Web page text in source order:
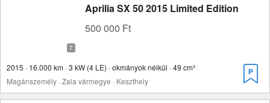
Aprilia SX 50 2015 Limited Edition
500 000 Ft
2015 · 16.000 km · 3 kW (4 LE) · okmányok nélkül · 49 cm³
Magánszemély · Zala vármegye · Keszthely